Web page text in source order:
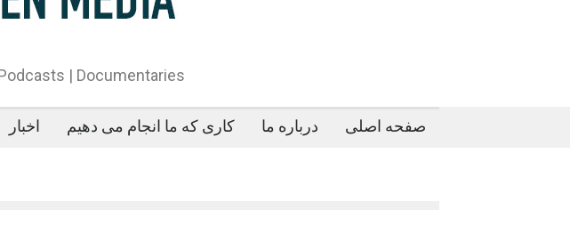
| Documentaries
صفحه اصلی درباره ما کاری که ما انجام می دهیم اخبار